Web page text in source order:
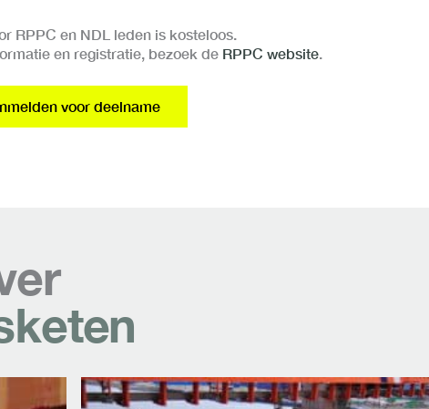
RPPC en NDL leden is kosteloos.
en registratie, bezoek de RPPC website.
voor deelname